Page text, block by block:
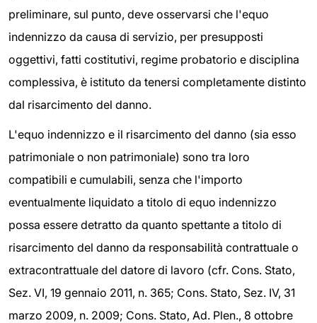
preliminare, sul punto, deve osservarsi che l'equo
indennizzo da causa di servizio, per presupposti
oggettivi, fatti costitutivi, regime probatorio e disciplina
complessiva, è istituto da tenersi completamente distinto
dal risarcimento del danno.
L'equo indennizzo e il risarcimento del danno (sia esso
patrimoniale o non patrimoniale) sono tra loro
compatibili e cumulabili, senza che l'importo
eventualmente liquidato a titolo di equo indennizzo
possa essere detratto da quanto spettante a titolo di
risarcimento del danno da responsabilità contrattuale o
extracontrattuale del datore di lavoro (cfr. Cons. Stato,
Sez. VI, 19 gennaio 2011, n. 365; Cons. Stato, Sez. IV, 31
marzo 2009, n. 2009; Cons. Stato, Ad. Plen., 8 ottobre